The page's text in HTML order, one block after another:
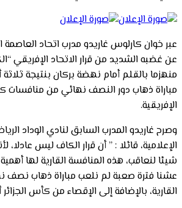
عبر خوان كارلوس غاريدو مدرب اتحاد العاصمة
عن غضبه الشديد من قرار الاتحاد الإفريقي
منهزما بالقلم أمام نهضة بركان بنتيجة
مباراة ذهاب دور النصف نهائي من منافسات
الإفريقية.
وصرح غاريدو المدرب السابق لنادي الوداد
الإعلامية، قائلا : ” أن قرار الكاف ليس
شيئا لنعاقب، هذه المنافسة القارية لها
عشنا فترة صعبة لم نلعب مباراة ذهاب نصف
القارية، بالإضافة إلى الإقصاء من كأس